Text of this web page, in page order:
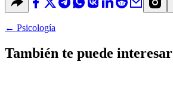
← Psicología
También te puede interesar